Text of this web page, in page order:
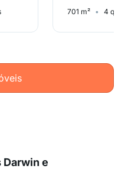
701 m² 4
Darwin e